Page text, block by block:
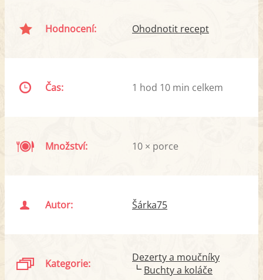
Hodnocení: Ohodnotit recept
Čas: 1 hod 10 min celkem
Množství: 10 × porce
Autor: Šárka75
Kategorie:
Dezerty a moučníky
Buchty a koláče